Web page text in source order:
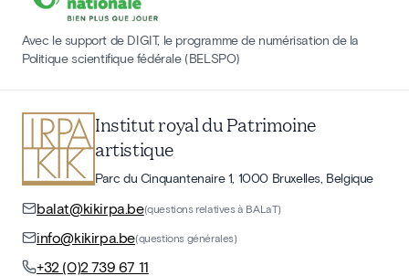
Avec le support de DIGIT, le programme de numérisation de la
Politique scientifique fédérale (BELSPO)
Institut royal du Patrimoine
artistique
Parc du Cinquantenaire 1, 1000 Bruxelles, Belgique
balat@kikirpa.be(questions relatives à BALaT)
info@kikirpa.be(questions générales)
+32 (0)2 739 67 11